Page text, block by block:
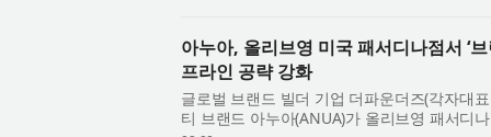
아누아, 올리브영 미국 패서디나점서 ‘
프라인 공략 강화
글로벌 브랜드 빌더 기업 더파운더즈(각자대
티 브랜드 아누아(ANUA)가 올리브영 패서디